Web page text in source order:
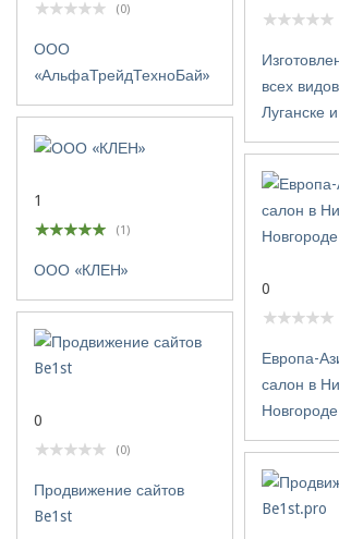
всех
Луганске
(0)
ООО
«АльфаТрейдТехноБай»
1
(1)
ООО «КЛЕН»
0
Европа-
салон в
Новгороде
0
(0)
Продвижение сайтов
Be1st